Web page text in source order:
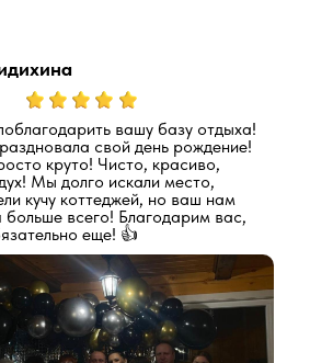
вашу базу отдыха!
свой день рождение!
круто! Чисто, красиво,
Мы долго искали место,
кучу коттеджей, но ваш нам
больше всего! Благодарим вас,
еще! 👍